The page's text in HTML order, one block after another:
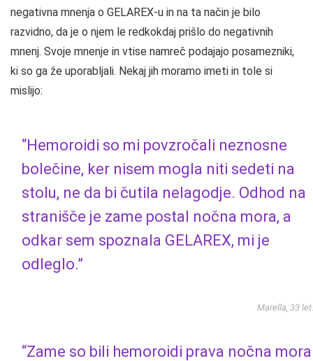
negativna mnenja o GELAREX-u in na ta način je bilo
razvidno, da je o njem le redkokdaj prišlo do negativnih
mnenj. Svoje mnenje in vtise namreč podajajo posamezniki,
ki so ga že uporabljali. Nekaj ​​jih moramo imeti in tole si
mislijo:
“Hemoroidi so mi povzročali neznosne
bolečine, ker nisem mogla niti sedeti na
stolu, ne da bi čutila nelagodje. Odhod na
stranišče je zame postal nočna mora, a
odkar sem spoznala GELAREX, mi je
odleglo.”
Marella, 33 let.
“Zame so bili hemoroidi prava nočna mora